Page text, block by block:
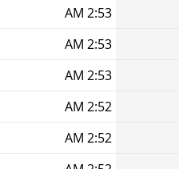
2:53 AM
2:53 AM
2:53 AM
2:52 AM
2:52 AM